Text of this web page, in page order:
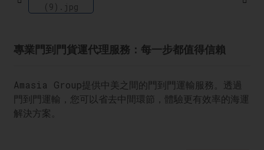
專業門到門貨運代理服務：每一步都值得信賴
Amasia Group提供中美之間的門到門運輸服務。透過
門到門運輸，您可以省去中間環節，體驗更有效率的海運
解決方案。